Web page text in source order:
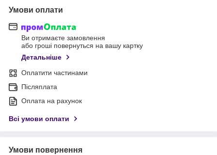
Умови оплати
Ви отримаєте замовлення
або гроші повернуться на вашу картку
Детальніше
Оплатити частинами
Післяплата
Оплата на рахунок
Всі умови оплати
Умови повернення